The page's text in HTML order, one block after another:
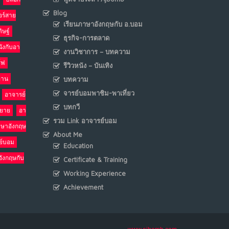
ร์สาย
ษฐ์
งกับอา
น
อาจารย์
าย อา
าอังกฤษ
บอม
งกฤษกับ
Blog
เรียนภาษาอังกฤษกับ อ.บอม
ธุรกิจ-การตลาด
งานวิชาการ – บทความ
รีวิวหนัง – บันเทิง
บทความ
จารย์บอมพาชิม-พาเที่ยว
บทกวี
รวม Link อาจารย์บอม
About Me
Education
Certificate & Training
Working Experience
Achievement